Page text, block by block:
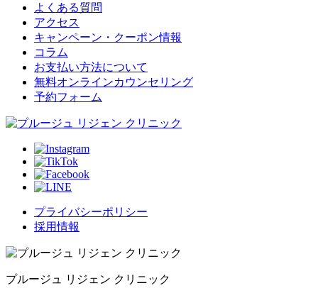
よくある質問
アクセス
キャンペーン・クーポン情報
コラム
お支払い方法について
無料オンラインカウンセリング
予約フォーム
プライバシーポリシー
採用情報
プルージュ リジェン クリニック